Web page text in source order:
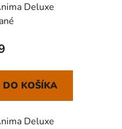
Deluxe
DO KOŠÍKA
Deluxe